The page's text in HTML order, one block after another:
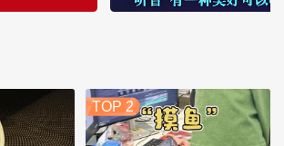
TOP 2